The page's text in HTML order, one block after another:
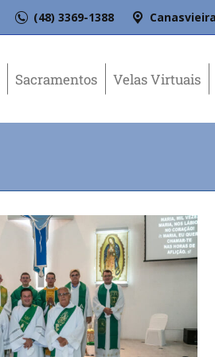
(48) 3369-1388
Sacramentos Velas Virtuais